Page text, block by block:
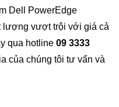
Dell PowerEdge
lượng vượt trội với giá cả
qua hotline 09 3333
của chúng tôi tư vấn và